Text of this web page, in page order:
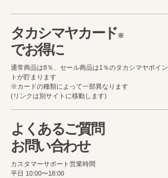
タカシマヤカード※
でお得に
通常商品は8％、セール商品は1％のタカシマヤポイン
トが貯まります
※カードの種類によって一部異なります
(リンクは別サイトに移動します)
よくあるご質問
お問い合わせ
カスタマーサポート営業時間
平日 10:00〜18:00